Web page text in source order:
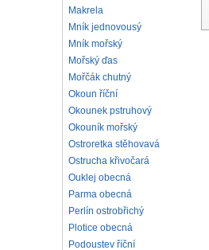
Makrela
Mník jednovousý
Mník mořský
Mořský ďas
Mořčák chutný
Okoun říční
Okounek pstruhový
Okouník mořský
Ostroretka stěhovavá
Ostrucha křivočará
Ouklej obecná
Parma obecná
Perlín ostrobřichý
Plotice obecná
Podoustev říční